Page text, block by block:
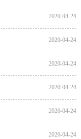
2020-04-24
2020-04-24
2020-04-24
2020-04-24
2020-04-24
2020-04-24